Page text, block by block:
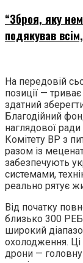
“Зброя, яку
подякував
На передовій
позиції —
здатний
Благодійний
наглядової
Комітету ВР з
разом із
забезпечують
системами,
реально рятує
Від початку
близько 300
широкий
охолодження.
дрони — головну